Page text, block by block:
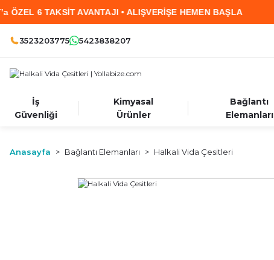
TAKSİT AVANTAJI • ALIŞVERİŞE HEMEN BAŞLA
3523203775 5423838207
İş
Güvenliği
Kimyasal
Ürünler
Bağlantı
Elemanları
Anasayfa Bağlantı Elemanları Halkali Vida Çesitleri